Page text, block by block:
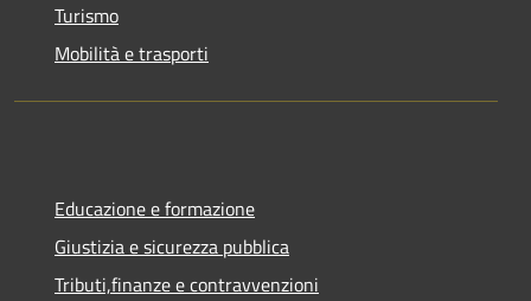
Turismo
Mobilità e trasporti
Educazione e formazione
Giustizia e sicurezza pubblica
Tributi,finanze e contravvenzioni